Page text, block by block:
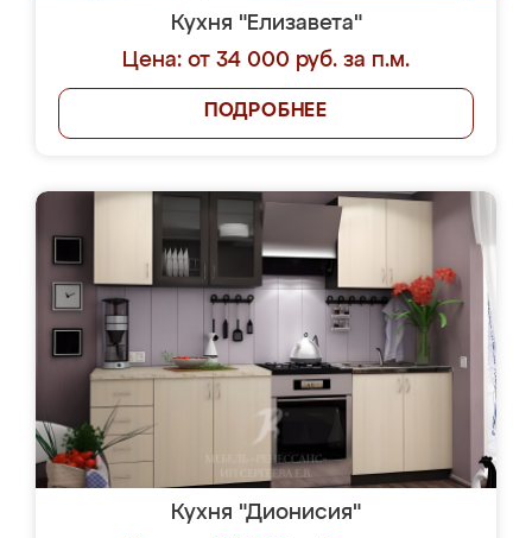
Кухня "Елизавета"
Цена: от 34 000 руб. за п.м.
ПОДРОБНЕЕ
Кухня "Дионисия"